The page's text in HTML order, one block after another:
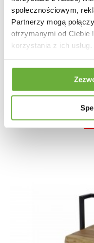
społecznościowym,
Partnerzy mogą
otrzymanymi od Ciebie
korzystania z ich usług.
PÓŁKA ŚCIENNA
325,90 zł387,98 zł -